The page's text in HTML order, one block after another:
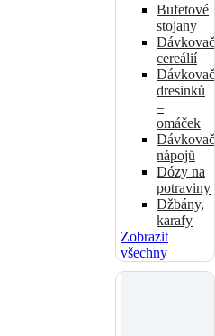
Bufetové
stojany
Dávkovače
cereálií
Dávkovače
dresinků
–
omáček
Dávkovače
nápojů
Dózy na
potraviny
Džbány,
karafy
Zobrazit
všechny